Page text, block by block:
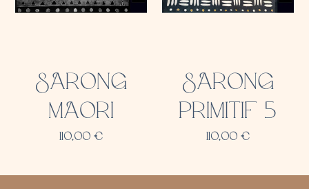
SARONG
MAORI
110,00€
SARONG
PRIMITIF 5
110,00 €